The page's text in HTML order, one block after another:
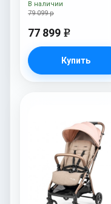
(Metal New)
79 099 р
77 899 e
Купить
В наличии